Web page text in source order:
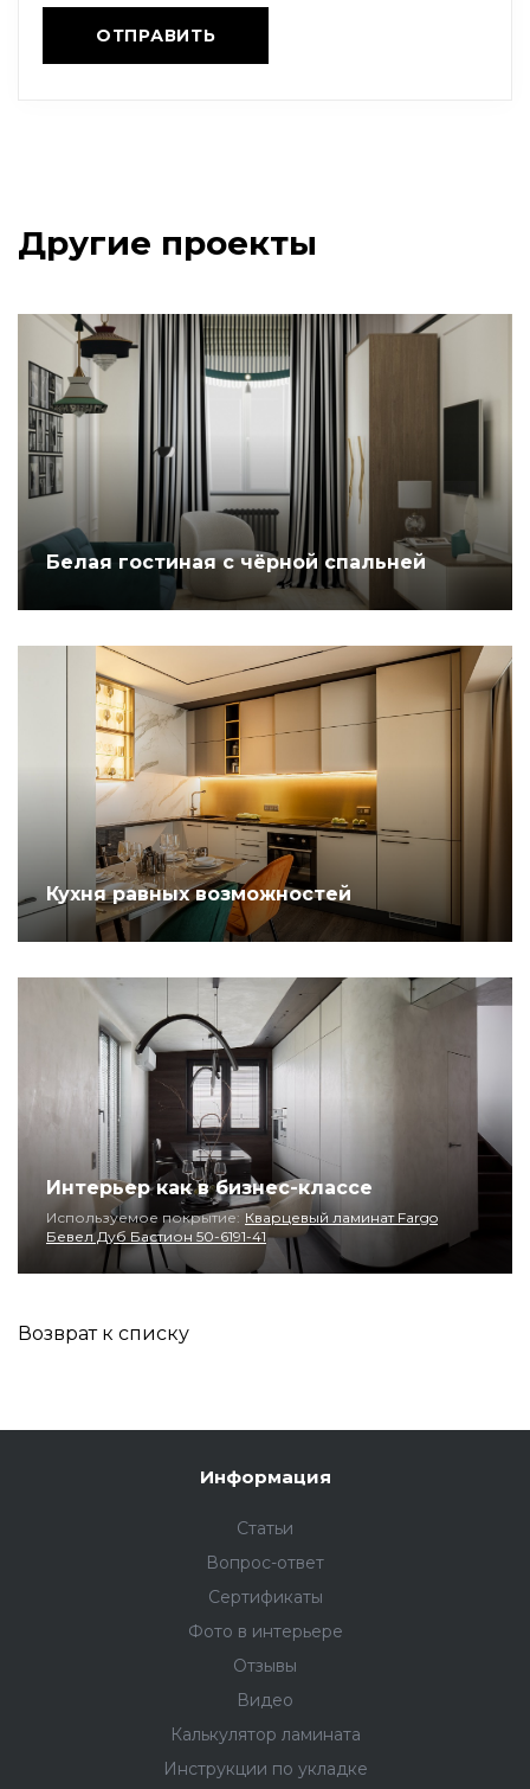
Другие проекты
Белая гостиная с чёрной спальней
Кухня равных возможностей
Интерьер как в бизнес-классе
Используемое покрытие: Кварцевый ламинат Fargo
Бевел Дуб Бастион 50-6191-41
Возврат к списку
Информация
Статьи
Вопрос-ответ
Сертификаты
Фото в интерьере
Отзывы
Видео
Калькулятор ламината
Инструкции по укладке